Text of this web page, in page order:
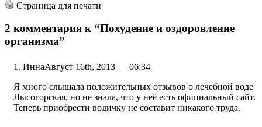
Страница для печати
2 комментария к “Похудение и оздоровление
организма”
ИннаАвгуст 16th, 2013 — 06:34
Я много слышала положительных отзывов о лечебной воде
Лысогорская, но не знала, что у неё есть официальный сайт.
Теперь приобрести водичку не составит никакого труда.